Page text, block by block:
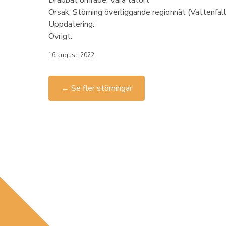
Orsak: Störning överliggande regionnät
Uppdatering:
Övrigt:
16 augusti 2022
← Se fler störningar